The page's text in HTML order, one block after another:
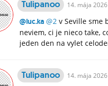
Tulipanoo 14. mája
@luc.ka @2 v Seville sme
neviem, ci je nieco take,
jeden den na vylet
Tulipanoo 14. mája